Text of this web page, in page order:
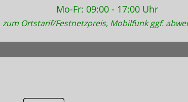
Mo-Fr: 09:00 - 17:00 Uhr
zum Ortstarif/Festnetzpreis, Mobilfunk ggf.